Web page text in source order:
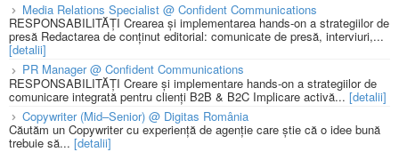
Media Relations Specialist @ Confident Communications
RESPONSABILITĂȚI Crearea și implementarea hands-on a strategiilor de
presă Redactarea de conținut editorial: comunicate de presă, interviuri,...
[detalii]
PR Manager @ Confident Communications
RESPONSABILITĂȚI Creare și implementare hands-on a strategiilor de
comunicare integrată pentru clienți B2B & B2C Implicare activă... [detalii]
Copywriter (Mid–Senior) @ Digitas România
Căutăm un Copywriter cu experiență de agenție care știe că o idee bună
trebuie să... [detalii]